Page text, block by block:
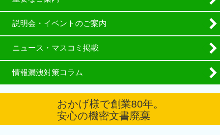
説明会・イベントのご案内
ニュース・マスコミ掲載
情報漏洩対策コラム
おかげ様で創業80年。
安心の機密文書廃棄